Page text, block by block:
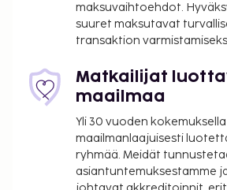
maksuvaihtoehdot.
suuret maksutavat
transaktion
Matkailijat
maailmaa
Yli 30 vuoden
maailmanlaajuisesti
ryhmää. Meidät
asiantuntemuksestamme